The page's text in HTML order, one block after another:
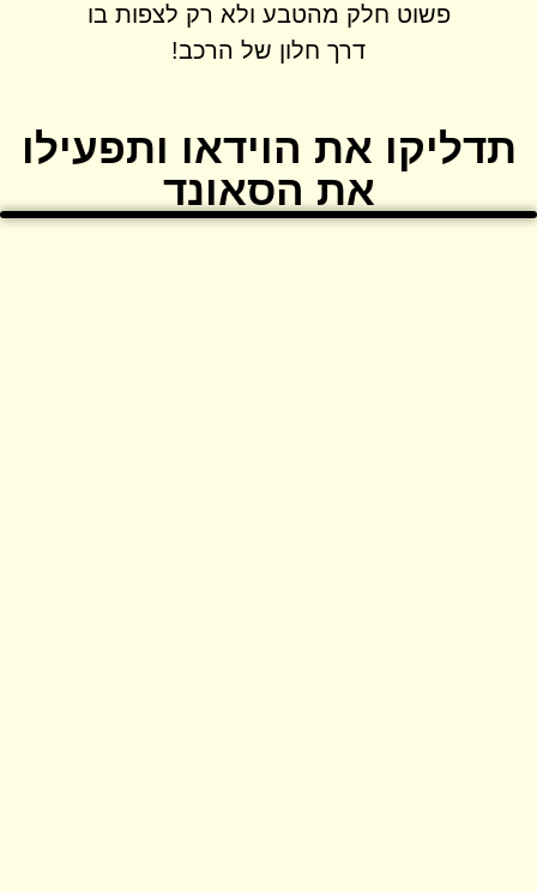
פשוט חלק מהטבע ולא רק לצפות בו
דרך חלון של הרכב!
תדליקו את הוידאו ותפעילו
את הסאונד